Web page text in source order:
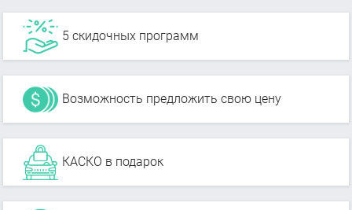
5 скидочных программ
Возможность предложить свою цену
КАСКО в подарок